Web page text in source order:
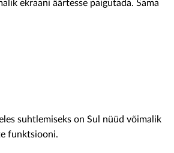
ekraani äärtesse paigutada. Sama
suhtlemiseks on Sul nüüd võimalik
funktsiooni.